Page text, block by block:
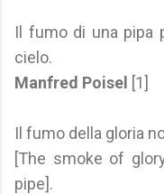
Il fumo di una pipa
cielo.
Manfred Poisel [1]
Il fumo della gloria
[The smoke of
pipe].